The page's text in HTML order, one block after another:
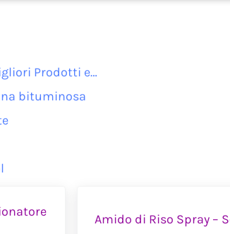
Prodotti e…
bituminosa
Amido di Riso Spray –